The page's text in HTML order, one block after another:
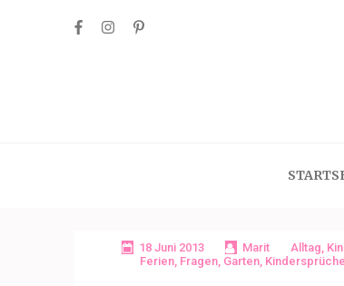
18 Juni 2013 Marit Alltag,
Ferien, Fragen, Garten, Kindersprüche